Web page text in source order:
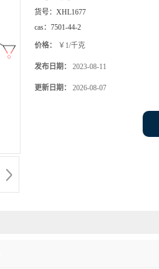
货号： XHL1677
cas： 7501-44-2
价格： ￥1/千克
发布日期： 2023-08-11
更新日期： 2026-08-07